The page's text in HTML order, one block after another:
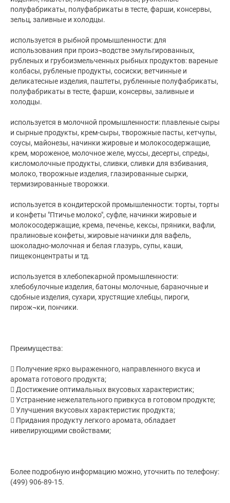
полуфабрикаты, полуфабрикаты в тесте, фарши, консервы,
зельц, заливные и холодцы.
используется в рыбной промышленности: для
использования при произ¬водстве эмульгированных,
рубленых и грубоизмельченных рыбных продуктов: вареные
колбасы, рубленые продукты, сосиски; ветчинные и
деликатесные изделия, паштеты, рубленные полуфабрикаты,
полуфабрикаты в тесте, фарши, консервы, заливные и
холодцы.
используется в молочной промышленности: плавленые сыры
и сырные продукты, крем-сыры, творожные пасты, кетчупы,
соусы, майонезы, начинки жировые и молокосодержащие,
крем, мороженое, молочное желе, муссы, десерты, спреды,
кисломолочные продукты, сливки, сливки для взбивания,
молоко, творожные изделия, глазированные сырки,
термизированные творожки.
используется в кондитерской промышленности: торты, торты
и конфеты "Птичье молоко", суфле, начинки жировые и
молокосодержащие, крема, печенье, кексы, пряники, вафли,
пралиновые конфеты, жировые начинки для вафель,
шоколадно-молочная и белая глазурь, супы, каши,
пищеконцентраты и тд.
используется в хлебопекарной промышленности:
хлебобулочные изделия, батоны молочные, бараночные и
сдобные изделия, сухари, хрустящие хлебцы, пироги,
пирож¬ки, пончики.
Преимущества:
 Получение ярко выраженного, направленного вкуса и
аромата готового продукта;
 Достижение оптимальных вкусовых характеристик;
 Устранение нежелательного привкуса в готовом продукте;
 Улучшения вкусовых характеристик продукта;
 Придания продукту легкого аромата, обладает
нивелирующими свойствами;
Более подробную информацию можно, уточнить по телефону:
(499) 906-89-15.